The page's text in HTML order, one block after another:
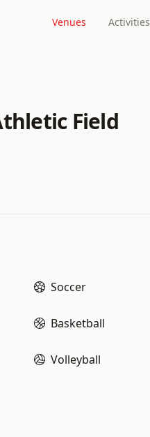
Venues Activities
Field
Soccer
Basketball
Volleyball